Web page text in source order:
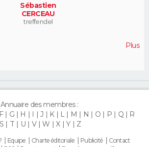
Sébastien
CERCEAU
treffendel
Plus
Annuaire des membres :
F G H I J K L M N O P Q
R
S
T U V W X Y Z
Equipe Charte éditoriale Publicité
Contact